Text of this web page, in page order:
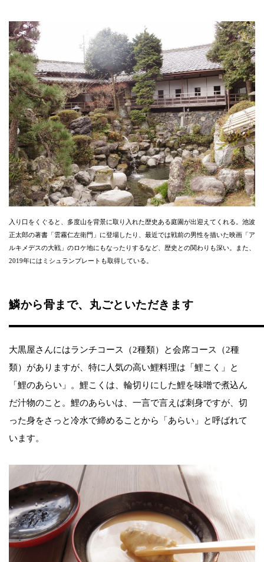
入り口をくぐると、多度山を背景に取り入れた歴史ある庭園が出迎えてくれる。池波
正太郎の著書「雲霧仁左衛門」に登場したり、最近では戦前の男性を描いた映画「ア
ルキメデスの大戦」のロケ地にもなったりするなど、歴史との関わりも深い。また、
2019年にはミシュランプレートも取得している。
鱗から骨まで、丸ごといただきます
大黒屋さんにはランチコース（2種類）と会席コース（2種
類）がありますが、特に人気の高い鯉料理は「鯉こく」と
「鯉のあらい」。鯉こくは、輪切りにした鯉を味噌で煮込ん
だ汁物のこと。鯉のあらいは、一言で言えば刺身ですが、切
った身をさっと冷水で締めることから「あらい」と呼ばれて
います。